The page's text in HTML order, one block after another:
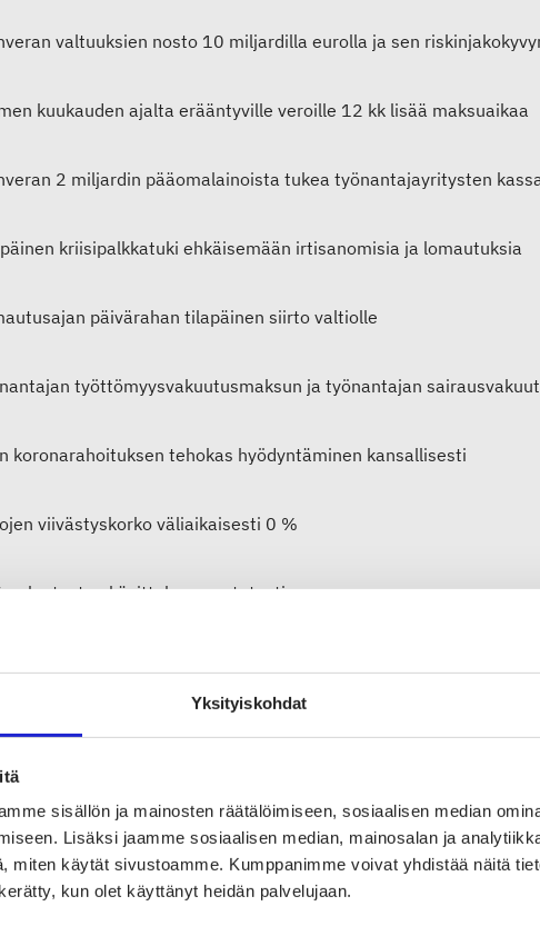
Yksityiskohdat
sisällön ja mainosten räätälöimiseen, sosiaalisen median
Lisäksi jaamme sosiaalisen median, mainosalan ja
miten käytät sivustoamme. Kumppanimme voivat yhdistää näitä
kun olet käyttänyt heidän palvelujaan.
valtuuksien nosto 10 miljardilla eurolla ja sen
kuukauden ajalta erääntyville veroille 12 kk lisää maksuaikaa
2 miljardin pääomalainoista tukea työnantajayritysten
kriisipalkkatuki ehkäisemään irtisanomisia ja lomautuksia
päivärahan tilapäinen siirto valtiolle
työttömyysvakuutusmaksun ja työnantajan
koronarahoituksen tehokas hyödyntäminen kansallisesti
viivästyskorko väliaikaisesti 0 %
palautusten käsittely nopeutetusti
pikaisia toimia ja tukea. Monessa yrityksessä on
täysin pysähtynyt”, sanoo Suomen Tekstiili & Muoti ry:n
tilanteessa kaikki mahdollinen tuki on tarpeen. Suomen Tekstiili